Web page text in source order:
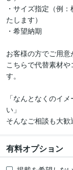
・サイズ指定（例
たします）
・希望納期
お客様の方でご用意
こちらで代替素材
す。
「なんとなくのイ
い」
そんなご相談も大歓
有料オプション